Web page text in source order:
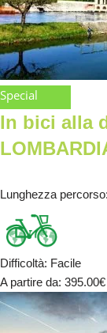
Special
In bici alla
Lunghezza percorso
Difficoltà: Facile
A partire da: 395.00€